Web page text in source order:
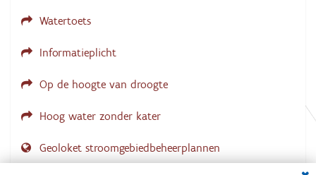
Watertoets
Informatieplicht
Op de hoogte van droogte
Hoog water zonder kater
Geoloket stroomgebiedbeheerplannen